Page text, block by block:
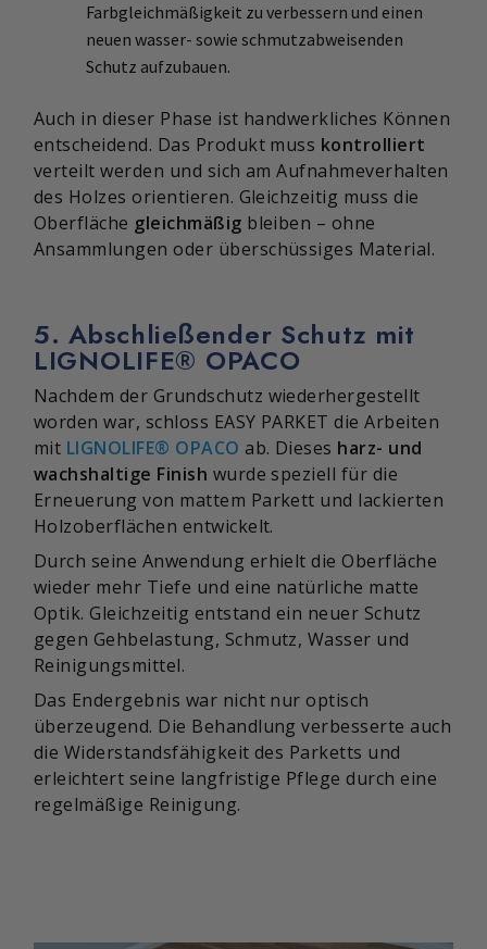
Farbgleichmäßigkeit zu verbessern und einen
neuen wasser- sowie schmutzabweisenden
Schutz aufzubauen.
Auch in dieser Phase ist handwerkliches Können
entscheidend. Das Produkt muss kontrolliert
verteilt werden und sich am Aufnahmeverhalten
des Holzes orientieren. Gleichzeitig muss die
Oberfläche gleichmäßig bleiben – ohne
Ansammlungen oder überschüssiges Material.
5. Abschließender Schutz mit
LIGNOLIFE® OPACO
Nachdem der Grundschutz wiederhergestellt
worden war, schloss EASY PARKET die Arbeiten
mit LIGNOLIFE® OPACO ab. Dieses harz- und
wachshaltige Finish wurde speziell für die
Erneuerung von mattem Parkett und lackierten
Holzoberflächen entwickelt.
Durch seine Anwendung erhielt die Oberfläche
wieder mehr Tiefe und eine natürliche matte
Optik. Gleichzeitig entstand ein neuer Schutz
gegen Gehbelastung, Schmutz, Wasser und
Reinigungsmittel.
Das Endergebnis war nicht nur optisch
überzeugend. Die Behandlung verbesserte auch
die Widerstandsfähigkeit des Parketts und
erleichtert seine langfristige Pflege durch eine
regelmäßige Reinigung.